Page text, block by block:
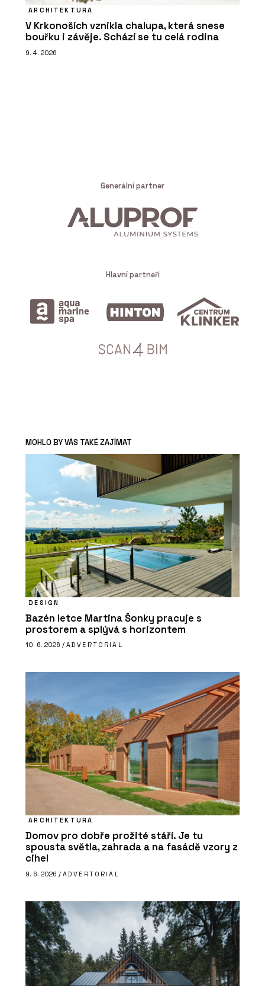
ARCHITEKTURA
V Krkonoších vznikla chalupa, která snese
bouřku i závěje. Schází se tu celá rodina
9. 4. 2026
Generální partner
Hlavní partneři
MOHLO BY VÁS TAKÉ ZAJÍMAT
DESIGN
Bazén letce Martina Šonky pracuje s
prostorem a splývá s horizontem
10. 6. 2026 / ADVERTORIAL
ARCHITEKTURA
Domov pro dobře prožité stáří. Je tu
spousta světla, zahrada a na fasádě vzory z
cihel
9. 6. 2026 / ADVERTORIAL